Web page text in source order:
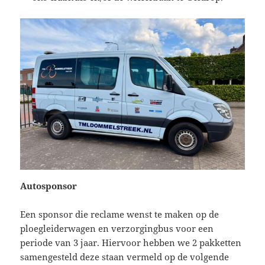
Autosponsor
Een sponsor die reclame wenst te maken op de
ploegleiderwagen en verzorgingbus voor een
periode van 3 jaar. Hiervoor hebben we 2 pakketten
samengesteld deze staan vermeld op de volgende